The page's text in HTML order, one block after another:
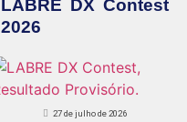
LABRE DX Contest
2026
27 de julho de 2026